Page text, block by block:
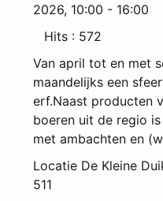
2026, 10:00 - 16:00
Hits : 572
Van april tot en met
maandelijks een
erf.Naast producten
boeren uit de regio
met ambachten en
Locatie De Kleine
511